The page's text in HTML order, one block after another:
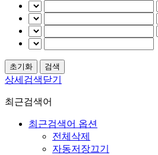
상세검색닫기
최근검색어
최근검색어 옵션
전체삭제
자동저장끄기